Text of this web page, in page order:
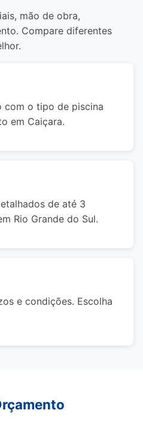
mão de obra,
Compare diferentes
com o tipo de piscina
em Caiçara.
de até 3
Rio Grande do Sul.
e condições. Escolha